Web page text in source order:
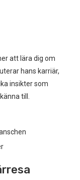
att lära dig om
hans karriär,
insikter som
till.